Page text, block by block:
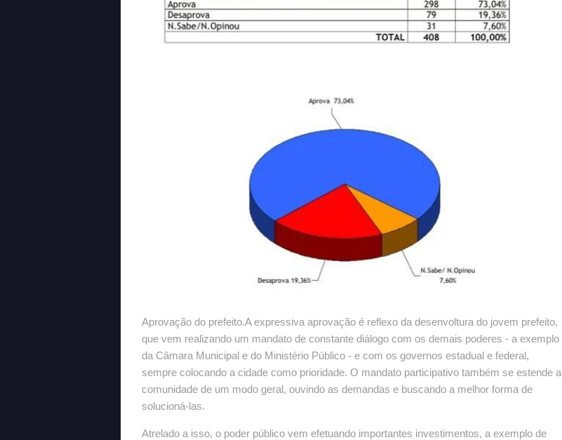
Aprovação do prefeito.A expressiva aprovação é reflexo da desenvoltura do jovem prefeito,
que vem realizando um mandato de constante diálogo com os demais poderes - a exemplo
da Câmara Municipal e do Ministério Público - e com os governos estadual e federal,
sempre colocando a cidade como prioridade. O mandato participativo também se estende a
comunidade de um modo geral, ouvindo as demandas e buscando a melhor forma de
solucioná-las.
Atrelado a isso, o poder público vem efetuando importantes investimentos, a exemplo de